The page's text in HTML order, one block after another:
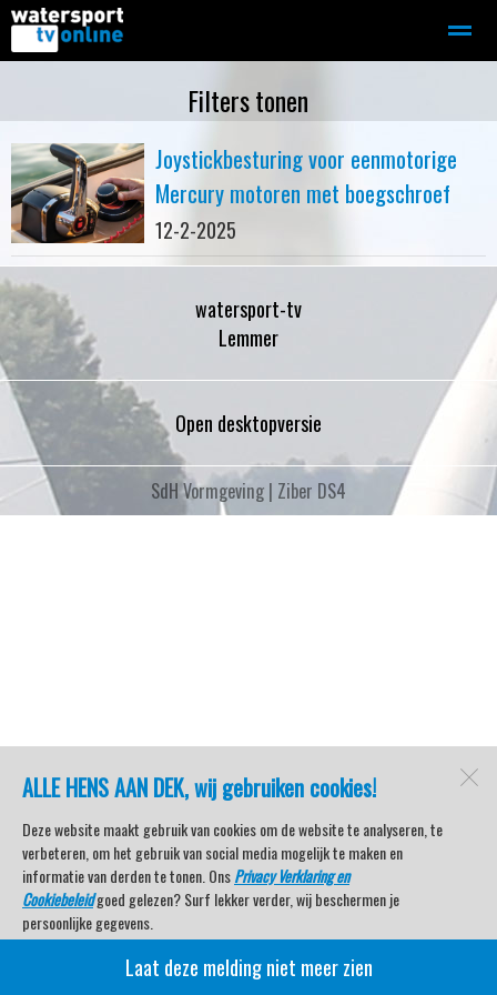
Motorboot-sloep Adverteren
Home
ALLE HENS AAN DEK, wij gebruiken cookies!
Deze website maakt gebruik van cookies om de website te analyseren, te
verbeteren, om het gebruik van social media mogelijk te maken en
informatie van derden te tonen. OnsPrivacy Verklaring en
Cookiebeleidgoed gelezen? Surf lekker verder, wij beschermen je
persoonlijke gegevens.
Veel kijkplezier met Watersport TV Beleving & Nieuws!
Laat deze melding niet meer zien
Filters tonen
Joystickbesturing voor eenmotorige
Mercury motoren met boegschroef
12-2-2025
watersport-tv
Lemmer
Open desktopversie
SdH Vormgeving | Ziber DS4